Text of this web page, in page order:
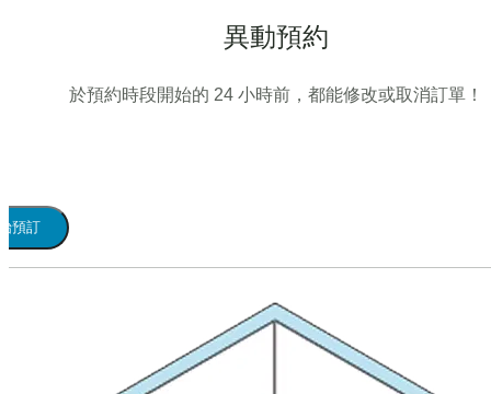
異動預約
於預約時段開始的 24 小時前，都能修改或取消訂單！
預訂